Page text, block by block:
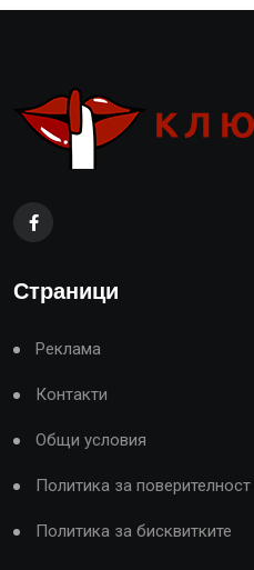
Страници
Реклама
Контакти
Общи условия
Политика за поверителност
Политика за бисквитките